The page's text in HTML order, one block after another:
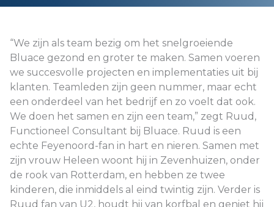
“We zijn als team bezig om het snelgroeiende
Bluace gezond en groter te maken. Samen voeren
we succesvolle projecten en implementaties uit bij
klanten. Teamleden zijn geen nummer, maar echt
een onderdeel van het bedrijf en zo voelt dat ook.
We doen het samen en zijn een team,” zegt Ruud,
Functioneel Consultant bij Bluace. Ruud is een
echte Feyenoord-fan in hart en nieren. Samen met
zijn vrouw Heleen woont hij in Zevenhuizen, onder
de rook van Rotterdam, en hebben ze twee
kinderen, die inmiddels al eind twintig zijn. Verder is
Ruud fan van U2, houdt hij van korfbal en geniet hij